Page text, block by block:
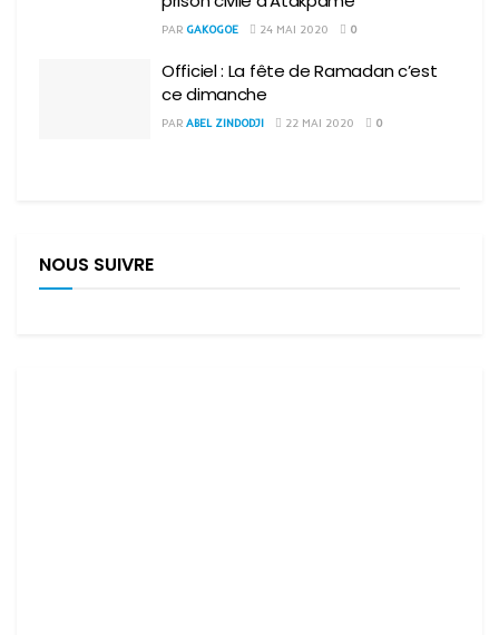
PAR GAKOGOE 24 MAI 2020 0
Officiel : La fête de Ramadan c’est
ce dimanche
PAR ABEL ZINDODJI 22 MAI 2020 0
NOUS SUIVRE